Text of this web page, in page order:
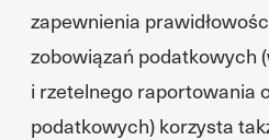
zapewnienia
zobowiązań podatkowych
i rzetelnego raportowania
podatkowych) korzysta